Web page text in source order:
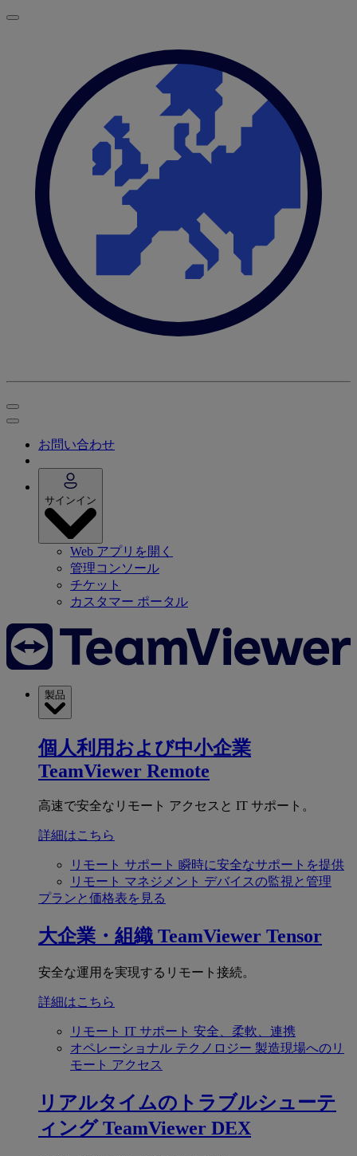
お問い合わせ
サインイン
Web アプリを開く
管理コンソール
チケット
カスタマー ポータル
製品
個人利用および中小企業
TeamViewer Remote
高速で安全なリモート アクセスと IT サポート。
詳細はこちら
リモート サポート 瞬時に安全なサポートを提供
リモート マネジメント デバイスの監視と管理
プランと価格表を見る
大企業・組織 TeamViewer Tensor
安全な運用を実現するリモート接続。
詳細はこちら
リモート IT サポート 安全、柔軟、連携
オペレーショナル テクノロジー 製造現場へのリ
モート アクセス
リアルタイムのトラブルシューテ
ィング TeamViewer DEX